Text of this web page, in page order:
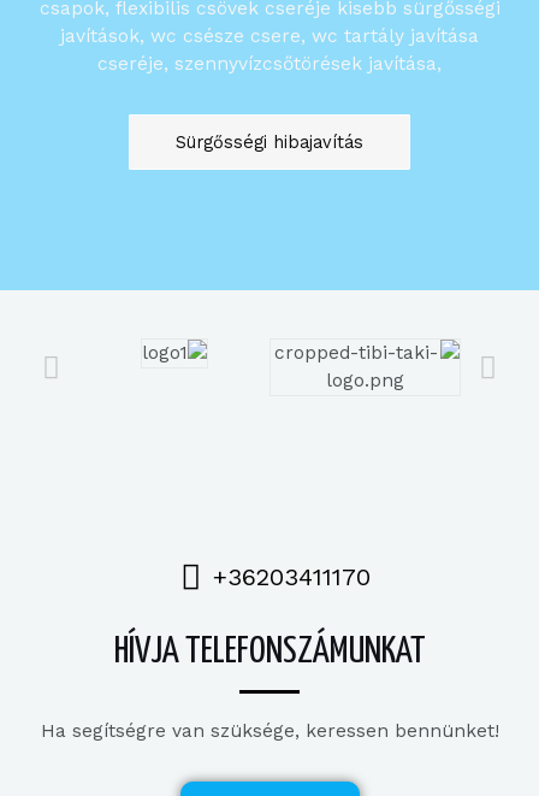
csapok, flexibilis csövek cseréje kisebb sürgősségi
javítások, wc csésze csere, wc tartály javítása
cseréje, szennyvízcsőtörések javítása,
Sürgősségi hibajavítás
+36203411170
HÍVJA TELEFONSZÁMUNKAT
Ha segítségre van szüksége, keressen bennünket!